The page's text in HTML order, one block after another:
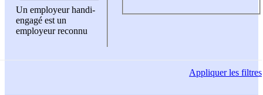
Un employeur handi-
engagé est un
employeur reconnu
Appliquerles filtres